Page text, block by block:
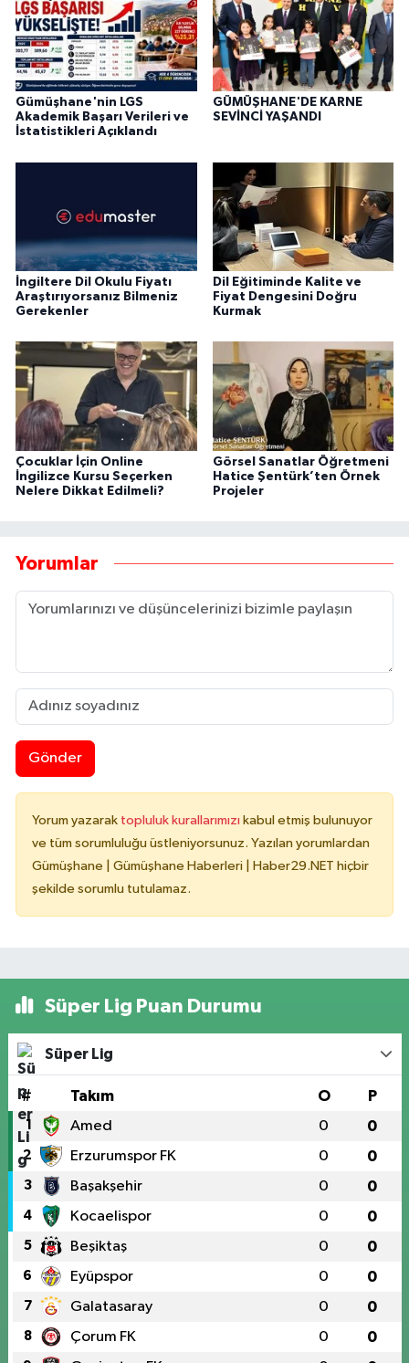
Gümüşhane'nin LGS
Akademik Başarı Verileri ve
İstatistikleri Açıklandı
GÜMÜŞHANE'DE KARNE
SEVİNCİ YAŞANDI
İngiltere Dil Okulu Fiyatı
Araştırıyorsanız Bilmeniz
Gerekenler
Dil Eğitiminde Kalite ve
Fiyat Dengesini Doğru
Kurmak
Çocuklar İçin Online
İngilizce Kursu Seçerken
Nelere Dikkat Edilmeli?
Görsel Sanatlar Öğretmeni
Hatice Şentürk’ten Örnek
Projeler
Yorumlar
Gönder
Yorum yazarak topluluk kurallarımızı kabul etmiş bulunuyor
ve tüm sorumluluğu üstleniyorsunuz. Yazılan yorumlardan
Gümüşhane | Gümüşhane Haberleri | Haber29.NET hiçbir
şekilde sorumlu tutulamaz.
Süper Lig Puan Durumu
Süper Lig
# Takım O P
1 Amed 0 0
2 Erzurumspor FK 0 0
3 Başakşehir 0 0
4 Kocaelispor 0 0
5 Beşiktaş 0 0
6 Eyüpspor 0 0
7 Galatasaray 0 0
8 Çorum FK 0 0